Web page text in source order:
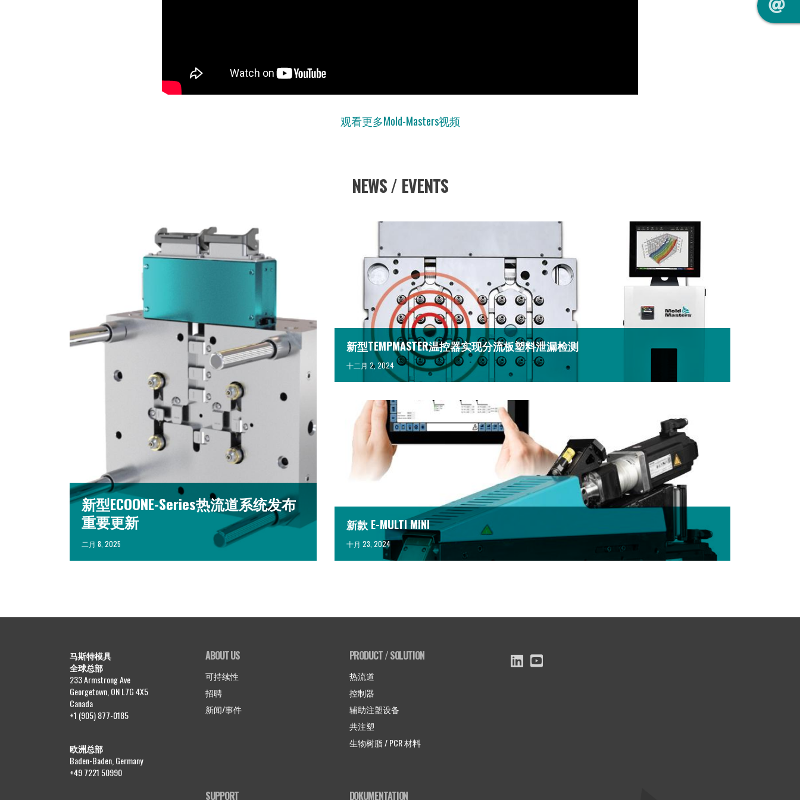
观看更多Mold-Masters视频
NEWS / EVENTS
新型ECOONE-Series热流道系统发布
重要更新
二月 8, 2025
新型TEMPMASTER温控器实现分流板塑料泄漏检测
十二月 2, 2024
新款 E-MULTI MINI
十月 23, 2024
马斯特模具
全球总部
233 Armstrong Ave
Georgetown, ON L7G 4X5
Canada
+1 (905) 877-0185
欧洲总部
Baden-Baden, Germany
+49 7221 50990
ABOUT US
可持续性
招聘
新闻/事件
SUPPORT
PRODUCT / SOLUTION
热流道
控制器
辅助注塑设备
共注塑
生物树脂 / PCR 材料
DOKUMENTATION